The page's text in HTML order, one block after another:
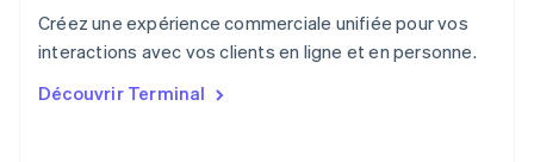
Créez une expérience commerciale unifiée pour vos
interactions avec vos clients en ligne et en personne.
Découvrir Terminal
Pologne
English
PortuguêsEnglish